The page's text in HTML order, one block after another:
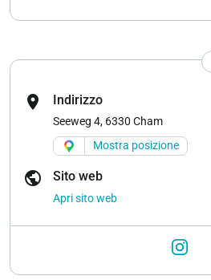
location_on Indirizzo
Seeweg 4, 6330 Cham
Mostra posizione
public Sito web
Apri sito web